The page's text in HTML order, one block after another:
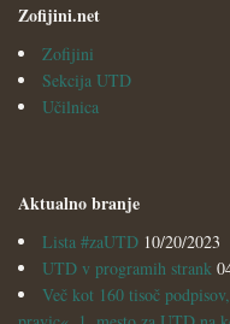
Zofijini.net
Zofijini
Sekcija UTD
Učilnica
Aktualno branje
Lista #zaUTD 10/20/2023
UTD v programih strank
Več kot 160 tisoč